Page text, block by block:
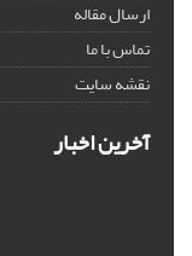
ارسال مقاله
تماس با ما
نقشه سایت
آخرین اخبار